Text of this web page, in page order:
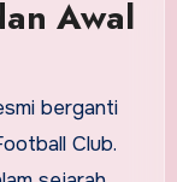
Awal
berganti
Club.